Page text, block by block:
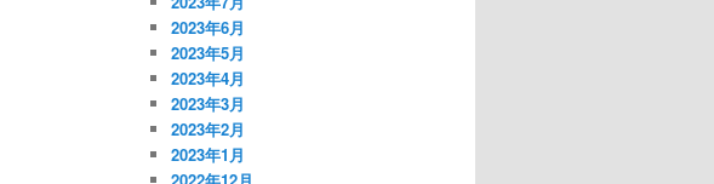
2023年6月
2023年5月
2023年4月
2023年3月
2023年2月
2023年1月